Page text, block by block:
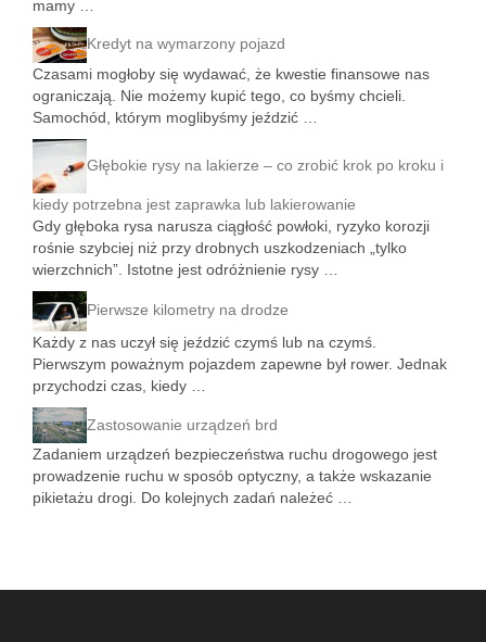
mamy …
Kredyt na wymarzony pojazd
Czasami mogłoby się wydawać, że kwestie finansowe nas
ograniczają. Nie możemy kupić tego, co byśmy chcieli.
Samochód, którym moglibyśmy jeździć …
Głębokie rysy na lakierze – co zrobić krok po kroku i
kiedy potrzebna jest zaprawka lub lakierowanie
Gdy głęboka rysa narusza ciągłość powłoki, ryzyko korozji
rośnie szybciej niż przy drobnych uszkodzeniach „tylko
wierzchnich”. Istotne jest odróżnienie rysy …
Pierwsze kilometry na drodze
Każdy z nas uczył się jeździć czymś lub na czymś.
Pierwszym poważnym pojazdem zapewne był rower. Jednak
przychodzi czas, kiedy …
Zastosowanie urządzeń brd
Zadaniem urządzeń bezpieczeństwa ruchu drogowego jest
prowadzenie ruchu w sposób optyczny, a także wskazanie
pikietażu drogi. Do kolejnych zadań należeć …